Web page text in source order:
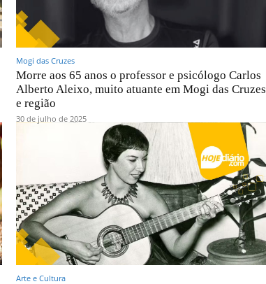
Mogi das Cruzes
Morre aos 65 anos o professor e psicólogo Carlos
Alberto Aleixo, muito atuante em Mogi das Cruzes
e região
30 de julho de 2025
Arte e Cultura